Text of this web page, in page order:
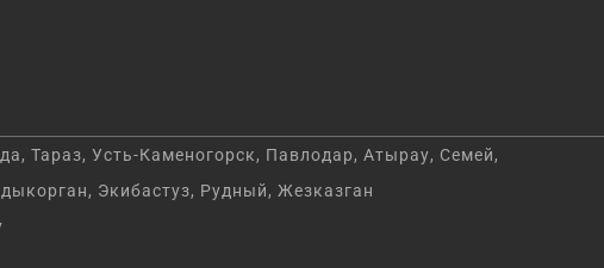
Тараз, Усть-Каменогорск, Павлодар, Атырау, Семей,
Экибастуз, Рудный, Жезказган